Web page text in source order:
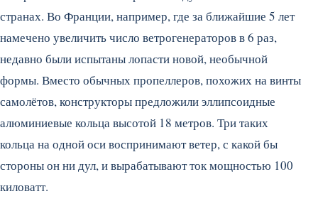
странах. Во Франции, например, где за ближайшие 5 лет
намечено увеличить число ветрогенераторов в 6 раз,
недавно были испытаны лопасти новой, необычной
формы. Вместо обычных пропеллеров, похожих на винты
самолётов, конструкторы предложили эллипсоидные
алюминиевые кольца высотой 18 метров. Три таких
кольца на одной оси воспринимают ветер, с какой бы
стороны он ни дул, и вырабатывают ток мощностью 100
киловатт.